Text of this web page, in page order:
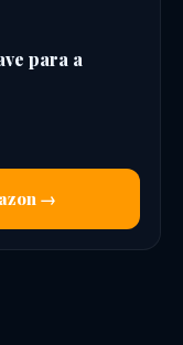
para a
→